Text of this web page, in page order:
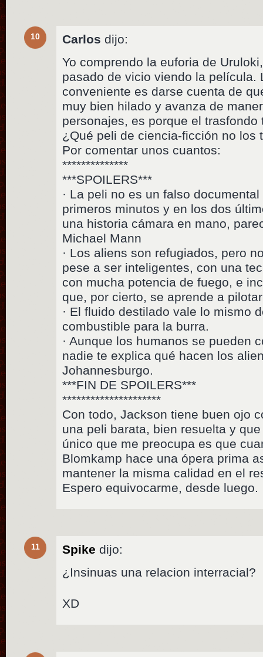
10 Carlos dijo:
Yo comprendo la euforia de
pasado de vicio viendo la película.
conveniente es darse cuenta de
muy bien hilado y avanza de
personajes, es porque el
¿Qué peli de ciencia-ficción no los
Por comentar unos cuantos:
**************
***SPOILERS***
· La peli no es un falso
primeros minutos y en los dos
una historia cámara en mano,
Michael Mann
· Los aliens son refugiados, pero
pese a ser inteligentes, con una
con mucha potencia de fuego, e
que, por cierto, se aprende a
· El fluido destilado vale lo mismo
combustible para la burra.
· Aunque los humanos se pueden
nadie te explica qué hacen los
Johannesburgo.
***FIN DE SPOILERS***
*********************
Con todo, Jackson tiene buen ojo
una peli barata, bien resuelta y
único que me preocupa es que
Blomkamp hace una ópera prima
mantener la misma calidad en el
Espero equivocarme, desde luego.
11 Spike dijo:
¿Insinuas una relacion interracial?
XD